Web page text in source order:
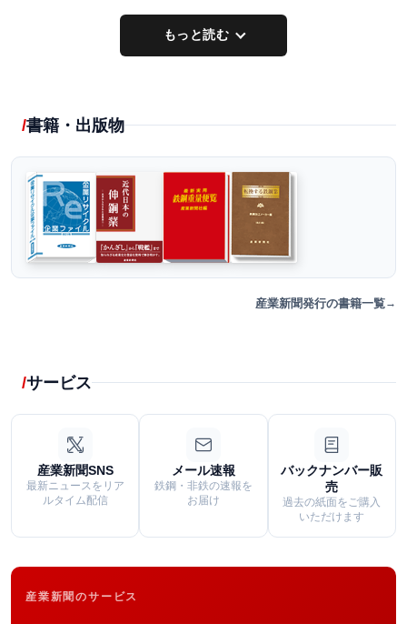
もっと読む
書籍・出版物
産業新聞発行の書籍一覧
サービス
産業新聞SNS
最新ニュースをリア
ルタイム配信
メール速報
鉄鋼・非鉄の速報を
お届け
バックナンバー販
売
過去の紙面をご購入
いただけます
産業新聞のサービス